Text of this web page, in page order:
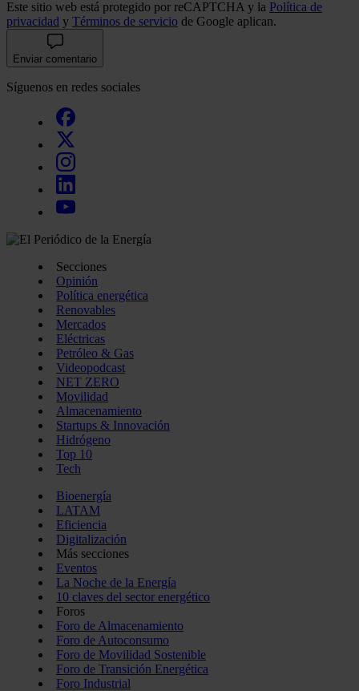
Este sitio web está protegido por reCAPTCHA y la Política de
privacidad y Términos de servicio de Google aplican.
Enviar comentario
Síguenos en redes sociales
Secciones
Opinión
Política energética
Renovables
Mercados
Eléctricas
Petróleo & Gas
Videopodcast
NET ZERO
Movilidad
Almacenamiento
Startups & Innovación
Hidrógeno
Top 10
Tech
Bioenergía
LATAM
Eficiencia
Digitalización
Más secciones
Eventos
La Noche de la Energía
10 claves del sector energético
Foros
Foro de Almacenamiento
Foro de Autoconsumo
Foro de Movilidad Sostenible
Foro de Transición Energética
Foro Industrial